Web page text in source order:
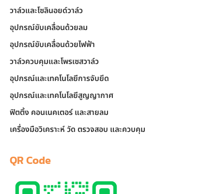
วาล์วและโซลินอยด์วาล์ว
อุปกรณ์ขับเคลื่อนด้วยลม
อุปกรณ์ขับเคลื่อนด้วยไฟฟ้า
วาล์วควบคุมและโพรเซสวาล์ว
อุปกรณ์และเทคโนโลยีการจับยึด
อุปกรณ์และเทคโนโลยีสูญญากาศ
ฟิตติ้ง คอนเนคเตอร์ และสายลม
เครื่องมือวิเคราะห์ วัด ตรวจสอบ และควบคุม
QR Code